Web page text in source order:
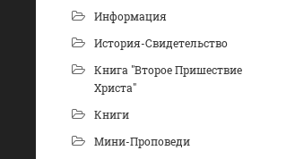
Информация
История-Свидетельство
Книга "Второе Пришествие
Христа"
Книги
Мини-Проповеди